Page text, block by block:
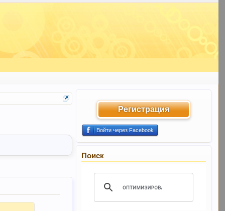
Регистрация
Войти через Facebook
Поиск